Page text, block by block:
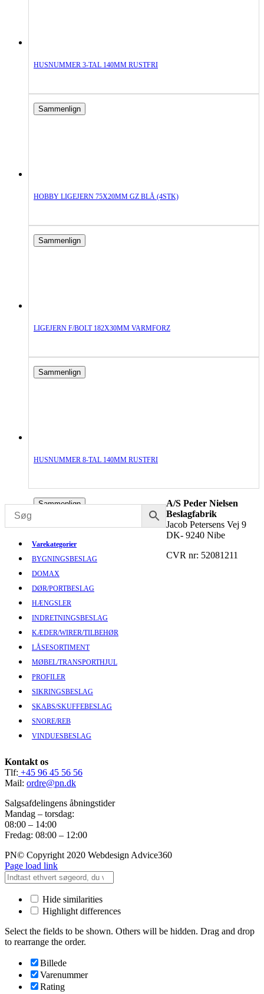
HUSNUMMER 3-TAL 140MM RUSTFRI
Sammenlign
HOBBY LIGEJERN 75X20MM GZ BLÅ (4STK)
Sammenlign
LIGEJERN F/BOLT 182X30MM VARMFORZ
Sammenlign
HUSNUMMER 8-TAL 140MM RUSTFRI
Sammenlign
Varekategorier
BYGNINGSBESLAG
DOMAX
DØR/PORTBESLAG
HÆNGSLER
INDRETNINGSBESLAG
KÆDER/WIRER/TILBEHØR
LÅSESORTIMENT
MØBEL/TRANSPORTHJUL
PROFILER
SIKRINGSBESLAG
SKABS/SKUFFEBESLAG
SNORE/REB
VINDUESBESLAG
A/S Peder Nielsen
Beslagfabrik
Jacob Petersens Vej 9
DK- 9240 Nibe
CVR nr: 52081211
Kontakt os
Tlf: +45 96 45 56 56
Mail: ordre@pn.dk
Salgsafdelingens åbningstider
Mandag – torsdag:
08:00 – 14:00
Fredag: 08:00 – 12:00
PN© Copyright 2020 Webdesign Advice360
Page load link
Hide similarities
Highlight differences
Select the fields to be shown. Others will be hidden. Drag and drop
to rearrange the order.
Billede
Varenummer
Rating